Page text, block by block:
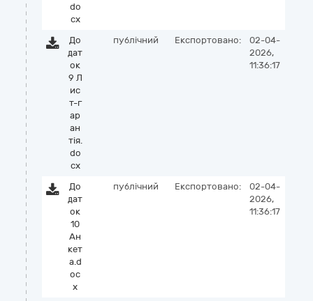
do
cx
До
дат
ок
9 Л
ис
т-г
ар
ан
тія.
do
cx
публічний Експортовано:
02-04-
2026,
11:36:17
До
дат
ок
10
Ан
кет
а.d
oc
x
публічний Експортовано:
02-04-
2026,
11:36:17